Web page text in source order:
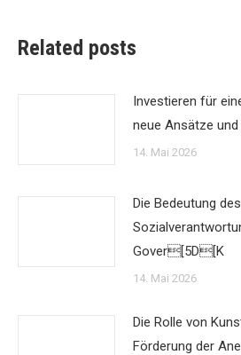
Related posts
Investieren für
neue Ansätze
14. Mai 2026
Die Bedeutung
Gover[5D[K
14. Mai 2026
Die Rolle von
Förderung der